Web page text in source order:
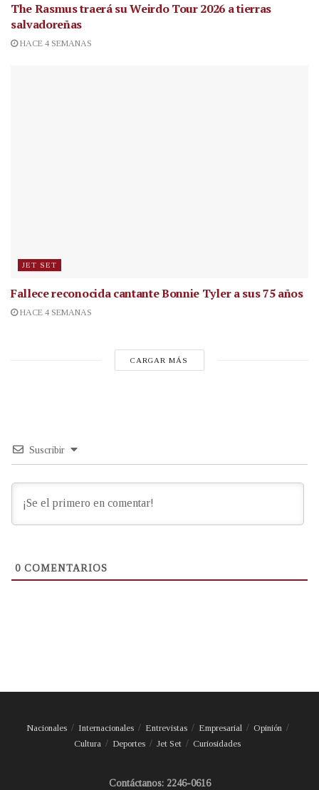
The Rasmus traerá su Weirdo Tour 2026 a tierras
salvadoreñas
HACE 4 SEMANAS
JET SET
Fallece reconocida cantanteBonnie Tyler a sus 75 años
HACE 4 SEMANAS
CARGAR MÁS
Suscribir
0 COMENTARIOS
Nacionales Internacionales Entrevistas Empresarial
Opinión
Cultura
Deportes Jet Set Curiosidades
Contáctanos: 2246-0616